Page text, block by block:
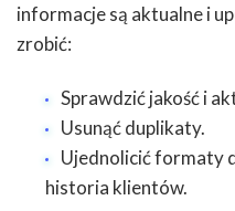
informacje są aktualne i
zrobić:
Sprawdzić jakość i
Usunąć duplikaty.
Ujednolicić formaty
historia klientów.